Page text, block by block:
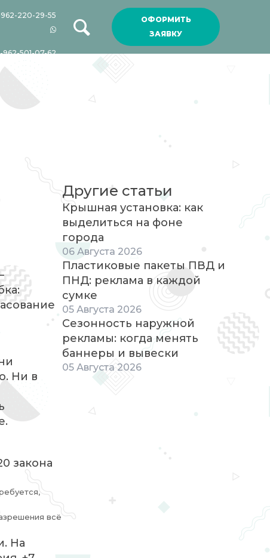
220-29-55
962-501-07-62
ОФОРМИТЬ
ЗАЯВКУ
Ни в
закона
всё
На
Другие статьи
Крышная установка: как
выделиться на фоне
города
06 Августа 2026
Пластиковые пакеты ПВД и
ПНД: реклама в каждой
сумке
05 Августа 2026
Сезонность наружной
рекламы: когда менять
баннеры и вывески
05 Августа 2026